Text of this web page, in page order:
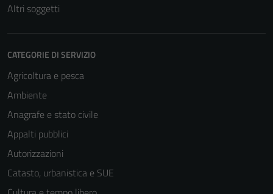
Altri soggetti
CATEGORIE DI SERVIZIO
Agricoltura e pesca
Ambiente
Anagrafe e stato civile
Appalti pubblici
Autorizzazioni
Catasto, urbanistica e SUE